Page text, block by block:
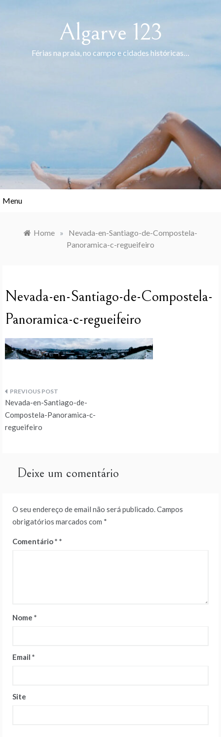
Algarve 123
Férias na praia, no campo e cidades históricas…
Menu
Home »
Nevada-en-Santiago-de-Compostela-
Panoramica-c-regueifeiro
Nevada-en-Santiago-de-Compostela-
Panoramica-c-regueifeiro
Navegação
de
Nevada-en-Santiago-de-
Compostela-Panoramica-c-
regueifeiro
Deixe um comentário
O seu endereço de email não será publicado.Campos
obrigatórios marcados com *
Comentário*
Nome *
Email *
Site